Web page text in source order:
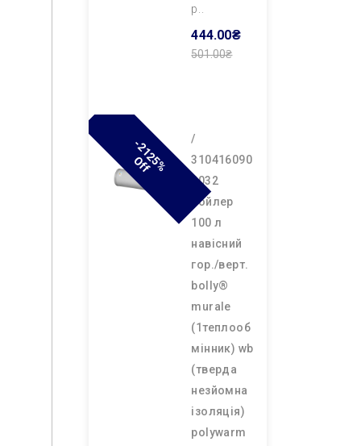
р..
444.00₴
501.00₴
-
2
1
2
5
%
O
F
F
/
310416090
0032
бойлер
100 л
навісний
гор./верт.
bolly®
murale
(1теплооб
мінник) wb
(тверда
незйомна
ізоляція)
polywarm